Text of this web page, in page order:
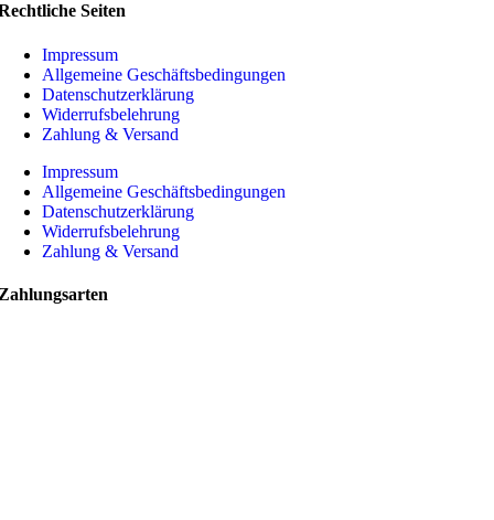
Seiten
Impressum
Allgemeine Geschäftsbedingungen
Datenschutzerklärung
Widerrufsbelehrung
Zahlung & Versand
Impressum
Allgemeine Geschäftsbedingungen
Datenschutzerklärung
Widerrufsbelehrung
Zahlung & Versand